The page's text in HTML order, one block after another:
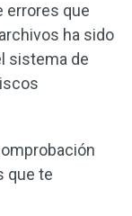
errores que
ha sido
sistema de
que te